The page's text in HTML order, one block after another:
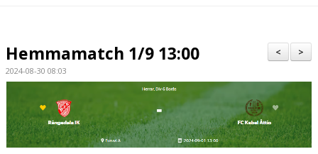
BILDGALLERI
KONTAKT
>
<
Hemmamatch 1/9 13:00
2024-08-30 08:03